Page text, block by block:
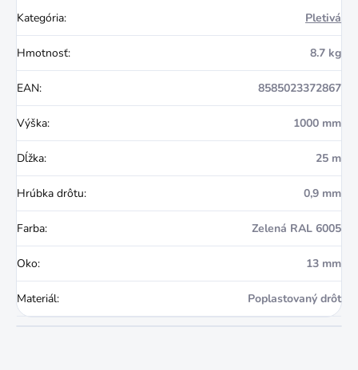
Kategória: Pletivá
Hmotnosť: 8.7 kg
EAN: 8585023372867
Výška: 1000 mm
Dĺžka: 25 m
Hrúbka drôtu: 0,9 mm
Farba: Zelená RAL 6005
Oko: 13 mm
Materiál: Poplastovaný drôt